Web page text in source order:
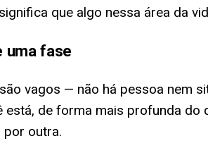
que algo nessa área da
uma fase
vagos — não há pessoa nem
está, de forma mais profunda
por outra.